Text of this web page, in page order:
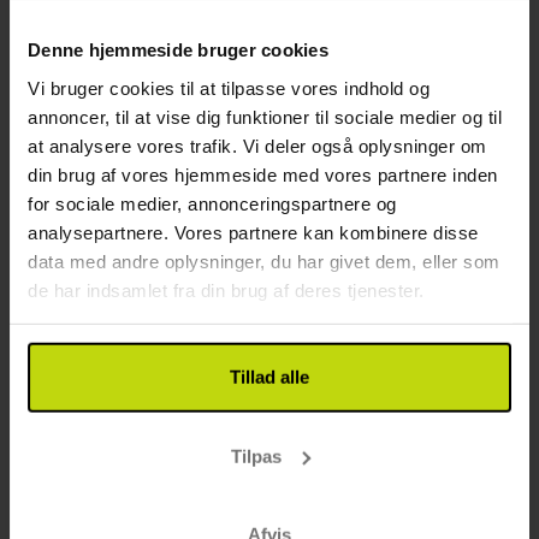
Denne hjemmeside bruger cookies
Vi bruger cookies til at tilpasse vores indhold og
annoncer, til at vise dig funktioner til sociale medier og til
at analysere vores trafik. Vi deler også oplysninger om
din brug af vores hjemmeside med vores partnere inden
for sociale medier, annonceringspartnere og
analysepartnere. Vores partnere kan kombinere disse
data med andre oplysninger, du har givet dem, eller som
de har indsamlet fra din brug af deres tjenester.
Tillad alle
Tilpas
Afvis
Spar op til
Naturskøn udsigt og dansk charme
Four Points Flex by Sheraton Vejle
Vejle
Inkl. 1 glas vin, øl eller vand